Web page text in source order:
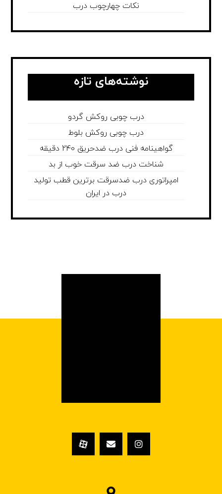
نکات چهارچوب درب
نوشته‌های تازه
درب چوبی روکش گردو
درب چوبی روکش بلوط
گواهینامه فنی درب ضدحریق 240 دقیقه
شناخت درب ضد سرقت خوب از بد
امپراتوری درب ضدسرقت برترین قطب تولید
درب در ایران